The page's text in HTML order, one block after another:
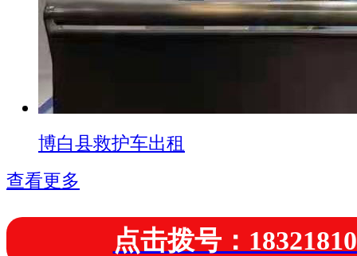
博白县救护车出租
查看更多
点击拨号：